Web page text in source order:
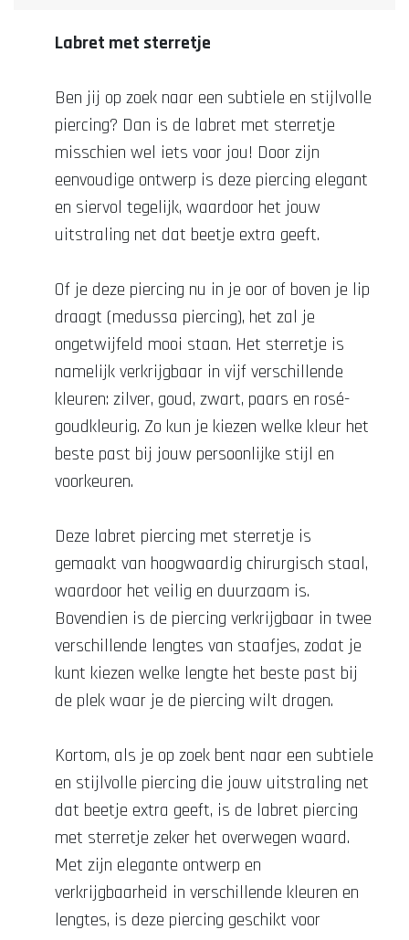
Labret met sterretje
Ben jij op zoek naar een subtiele en stijlvolle
piercing? Dan is de labret met sterretje
misschien wel iets voor jou! Door zijn
eenvoudige ontwerp is deze piercing elegant
en siervol tegelijk, waardoor het jouw
uitstraling net dat beetje extra geeft.
Of je deze piercing nu in je oor of boven je lip
draagt (medussa piercing), het zal je
ongetwijfeld mooi staan. Het sterretje is
namelijk verkrijgbaar in vijf verschillende
kleuren: zilver, goud, zwart, paars en rosé-
goudkleurig. Zo kun je kiezen welke kleur het
beste past bij jouw persoonlijke stijl en
voorkeuren.
Deze labret piercing met sterretje is
gemaakt van hoogwaardig chirurgisch staal,
waardoor het veilig en duurzaam is.
Bovendien is de piercing verkrijgbaar in twee
verschillende lengtes van staafjes, zodat je
kunt kiezen welke lengte het beste past bij
de plek waar je de piercing wilt dragen.
Kortom, als je op zoek bent naar een subtiele
en stijlvolle piercing die jouw uitstraling net
dat beetje extra geeft, is de labret piercing
met sterretje zeker het overwegen waard.
Met zijn elegante ontwerp en
verkrijgbaarheid in verschillende kleuren en
lengtes, is deze piercing geschikt voor